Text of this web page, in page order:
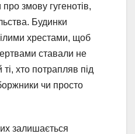
змову гугенотів,
Будинки
хрестами, щоб
ставали не
хто потрапляв під
чи просто
залишається